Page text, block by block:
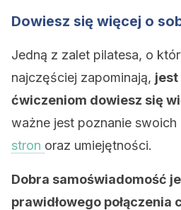
Dowiesz się więcej o
Jedną z zalet pilatesa, o
najczęściej zapominają, jest
ćwiczeniom dowiesz się
ważne jest poznanie swoich
stron oraz umiejętności.
Dobra samoświadomość
prawidłowego połączenia